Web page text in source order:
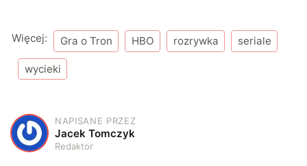
Więcej: Gra o Tron HBO rozrywka seriale
wycieki
J
NAPISANE PRZEZ
Jacek Tomczyk
Redaktor